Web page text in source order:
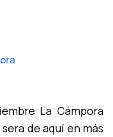
La Cámpora
de aquí­ en más